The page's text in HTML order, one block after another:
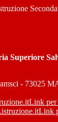
Superiore
- 73025
Link per
Link